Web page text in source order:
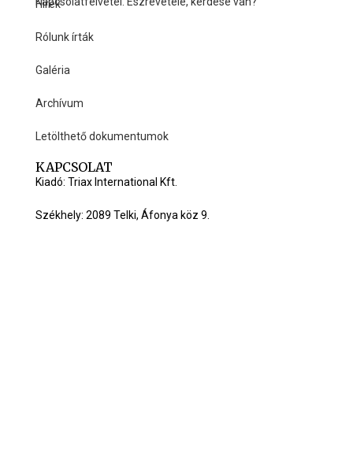
Hírek
Rólunk írták
Galéria
Archívum
Letölthető dokumentumok
KAPCSOLAT
Kiadó: Triax International Kft.
Székhely: 2089 Telki, Áfonya köz 9.